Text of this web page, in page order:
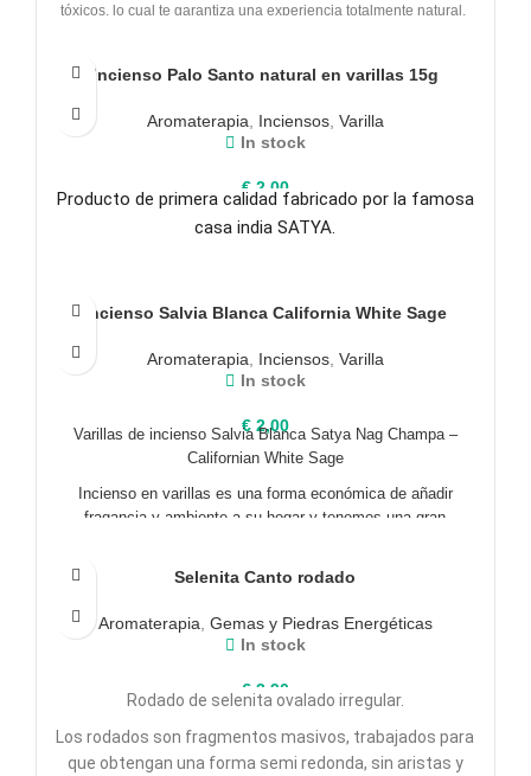
tóxicos, lo cual te garantiza una experiencia totalmente natural.
Incienso Palo Santo natural en varillas 15g
Aromaterapia Inciensos, Varilla
In stock
€2,00
Producto de primera calidad fabricado por la famosa
casa india SATYA.
Incienso Salvia Blanca California White Sage
Aromaterapia Inciensos, Varilla
In stock
€2,00
Varillas de incienso Salvia Blanca Satya Nag Champa –
Californian White Sage
Incienso en varillas es una forma económica de añadir
fragancia y ambiente a su hogar y tenemos una gran
Satya es uno de los fabricantes líderes en y top venta Marca
la gama más mágica de Fragancias a partir de las mejores
materias primas.
Selenita Canto rodado
Aromaterapia Gemas y Piedras Energéticas
In stock
€3,90
Rodado de selenita ovalado irregular.
Los rodados son fragmentos masivos, trabajados para
que obtengan una forma semi redonda, sin aristas y